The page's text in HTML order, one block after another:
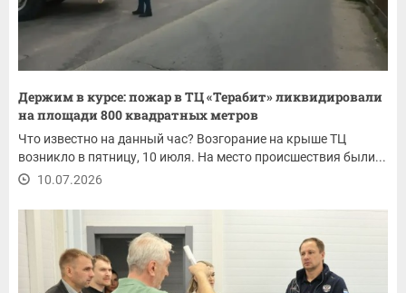
Держим в курсе: пожар в ТЦ «Терабит» ликвидировали
на площади 800 квадратных метров
Что известно на данный час? Возгорание на крыше ТЦ
возникло в пятницу, 10 июля. На место происшествия были...
10.07.2026